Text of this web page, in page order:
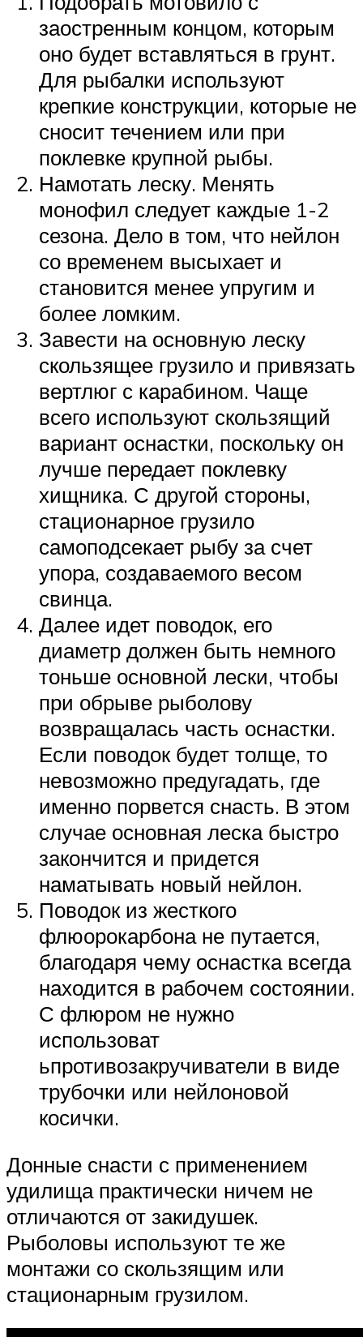
заостренным концом, которым
оно будет вставляться в грунт.
Для рыбалки используют
крепкие конструкции, которые не
сносит течением или при
поклевке крупной рыбы.
Намотать леску. Менять
монофил следует каждые 1-2
сезона. Дело в том, что нейлон
со временем высыхает и
становится менее упругим и
более ломким.
Завести на основную леску
скользящее грузило и привязать
вертлюг с карабином. Чаще
всего используют скользящий
вариант оснастки, поскольку он
лучше передает поклевку
хищника. С другой стороны,
стационарное грузило
самоподсекает рыбу за счет
упора, создаваемого весом
свинца.
Далее идет поводок, его
диаметр должен быть немного
тоньше основной лески, чтобы
при обрыве рыболову
возвращалась часть оснастки.
Если поводок будет толще, то
невозможно предугадать, где
именно порвется снасть. В этом
случае основная леска быстро
закончится и придется
наматывать новый нейлон.
Поводок из жесткого
флюорокарбона не путается,
благодаря чему оснастка всегда
находится в рабочем состоянии.
С флюром не нужно
использоват
ьпротивозакручиватели в виде
трубочки или нейлоновой
косички.
Донные снасти с применением
удилища практически ничем не
отличаются от закидушек.
Рыболовы используют те же
монтажи со скользящим или
стационарным грузилом.